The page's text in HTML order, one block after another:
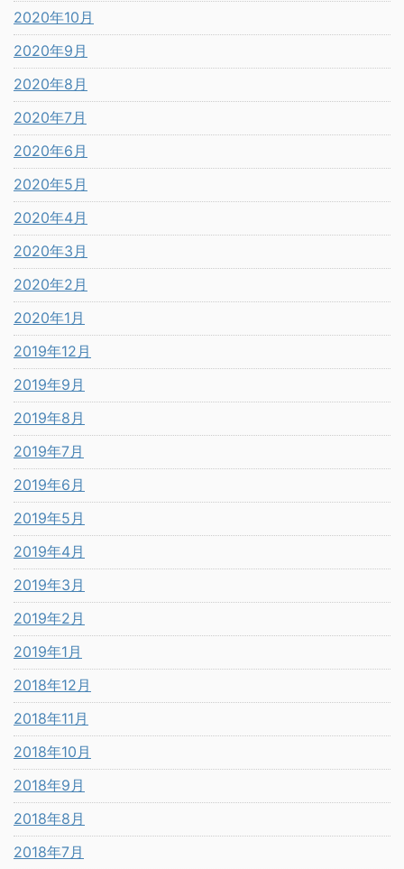
2020年10月
2020年9月
2020年8月
2020年7月
2020年6月
2020年5月
2020年4月
2020年3月
2020年2月
2020年1月
2019年12月
2019年9月
2019年8月
2019年7月
2019年6月
2019年5月
2019年4月
2019年3月
2019年2月
2019年1月
2018年12月
2018年11月
2018年10月
2018年9月
2018年8月
2018年7月